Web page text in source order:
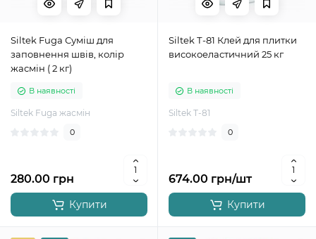
Siltek Fuga Суміш для
заповнення швів, колір
жасмін ( 2 кг)
В наявності
Siltek Fuga жасмін
0
280.00 грн
Купити
Siltek Т-81 Клей для плитки
високоеластичний 25 кг
В наявності
Siltek Т-81
0
674.00 грн/шт
Купити